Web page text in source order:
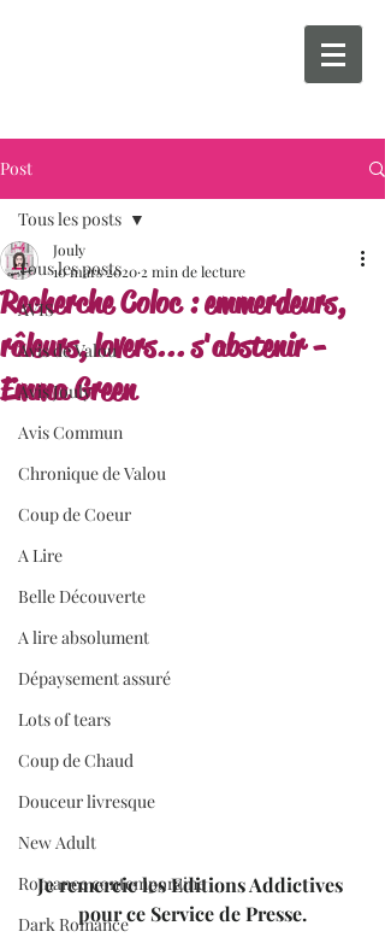
Post
Tous les posts
AVIS
Avis de Valou
Avis Jouly
Avis Commun
Chronique de Valou
Coup de Coeur
A Lire
Belle Découverte
A lire absolument
Dépaysement assuré
Lots of tears
Coup de Chaud
Douceur livresque
New Adult
Romance contemporaine
Dark Romance
Tous les posts
Recherche Coloc : emmerdeurs,
râleurs, lovers... s'abstenir -
Emma Green
Jouly
10 mars 2020 2 min de lecture
Je remercie les Editions Addictives
pour ce Service de Presse.